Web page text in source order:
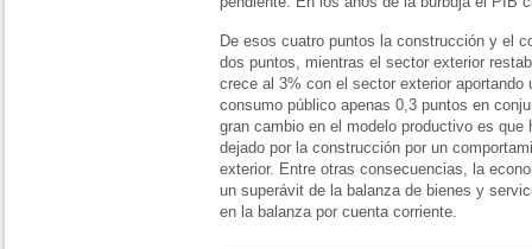
De esos cuatro puntos la construcción y el
dos puntos, mientras el sector exterior
crece al 3% con el sector exterior
consumo público apenas 0,3 puntos en
gran cambio en el modelo productivo es
dejado por la construcción por un
exterior. Entre otras consecuencias, la
un superávit de la balanza de bienes y
en la balanza por cuenta corriente.